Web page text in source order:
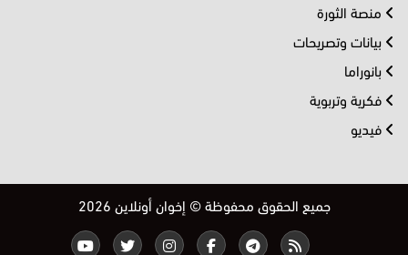
منصة الثورة
بيانات وتصريحات
بانوراما
فكرية وتربوية
فيديو
جميع الحقوق محفوظة © إخوان أونلاين 2026